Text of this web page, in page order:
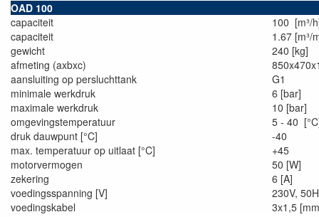
OAD 100
capaciteit
100 [m³/
capaciteit
1.67 [m³/
gewicht
240 [kg]
afmeting (axbxc)
aansluiting op persluchttank
G1
minimale werkdruk
6 [bar]
maximale werkdruk
10 [bar]
omgevingstemperatuur
5 - 40
druk dauwpunt [°C]
-40
max. temperatuur op uitlaat [°C]
+45
motorvermogen
50 [W]
zekering
6 [A]
voedingsspanning [V]
230V,
voedingskabel
3x1,5